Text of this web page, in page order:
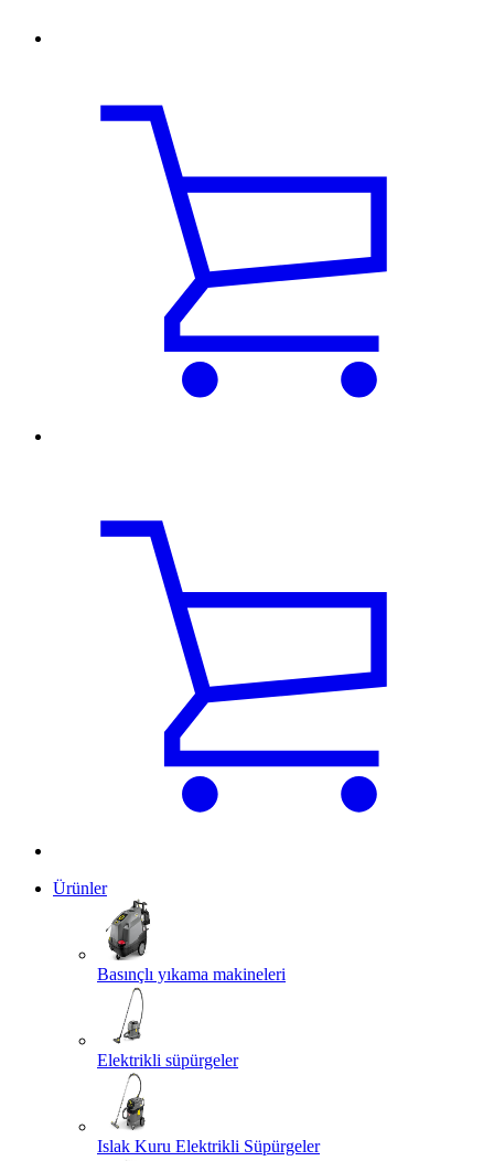
Ürünler
Basınçlı yıkama makineleri
Elektrikli süpürgeler
Islak Kuru Elektrikli Süpürgeler